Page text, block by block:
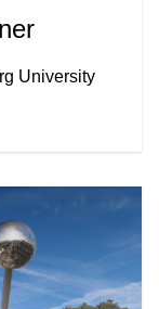
University